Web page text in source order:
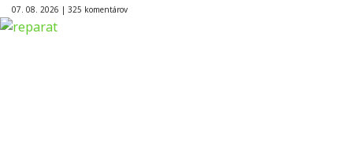
07. 08. 2026 | 325 komentárov